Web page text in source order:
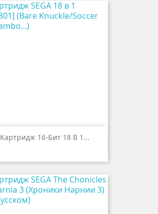
Картридж 16-Бит 18 В 1...